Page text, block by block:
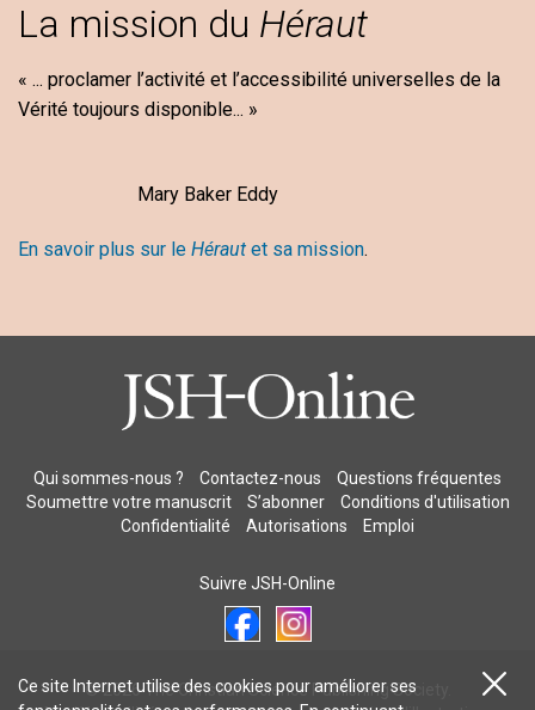
La mission du Héraut
« ... proclamer l’activité et l’accessibilité universelles de la
Vérité toujours disponible... »
Mary Baker Eddy
En savoir plus sur le Héraut et sa mission.
Qui sommes-nous ? Contactez-nous
Questions fréquentes
Soumettre votre manuscrit
S’abonner
Conditions d'utilisation
Confidentialité
Autorisations Emploi
Suivre JSH-Online
© 2026 The Christian Science Publishing Society.
Ce site Internet utilise des cookies pour améliorer ses